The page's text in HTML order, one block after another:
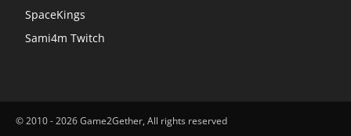
SpaceKings
Sami4m Twitch
© 2010 - 2026 Game2Gether, All rights reserved